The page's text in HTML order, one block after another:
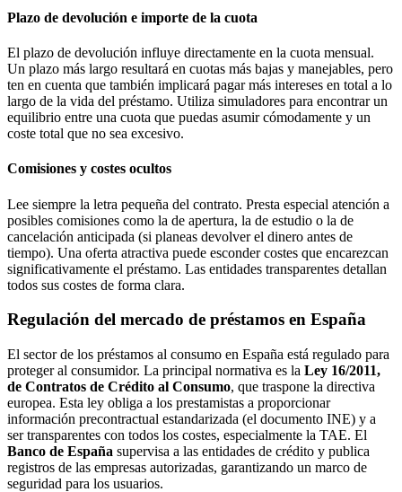
Plazo de devolución e importe de la cuota
El plazo de devolución influye directamente en la cuota mensual.
Un plazo más largo resultará en cuotas más bajas y manejables, pero
ten en cuenta que también implicará pagar más intereses en total a lo
largo de la vida del préstamo. Utiliza simuladores para encontrar un
equilibrio entre una cuota que puedas asumir cómodamente y un
coste total que no sea excesivo.
Comisiones y costes ocultos
Lee siempre la letra pequeña del contrato. Presta especial atención a
posibles comisiones como la de apertura, la de estudio o la de
cancelación anticipada (si planeas devolver el dinero antes de
tiempo). Una oferta atractiva puede esconder costes que encarezcan
significativamente el préstamo. Las entidades transparentes detallan
todos sus costes de forma clara.
Regulación del mercado de préstamos en España
El sector de los préstamos al consumo en España está regulado para
proteger al consumidor. La principal normativa es la Ley 16/2011,
de Contratos de Crédito al Consumo, que traspone la directiva
europea. Esta ley obliga a los prestamistas a proporcionar
información precontractual estandarizada (el documento INE) y a
ser transparentes con todos los costes, especialmente la TAE. El
Banco de España supervisa a las entidades de crédito y publica
registros de las empresas autorizadas, garantizando un marco de
seguridad para los usuarios.